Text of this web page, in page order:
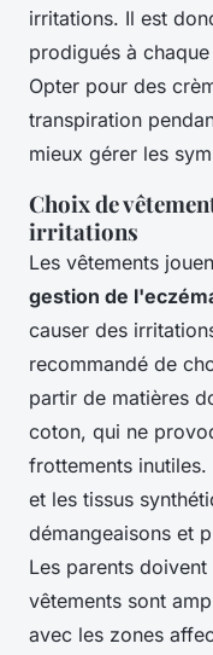
irritations. Il est
prodigués à
Opter pour des
transpiration
mieux gérer les
Choix de
irritations
Les vêtements
gestion de
causer des
recommandé de
partir de matières
coton, qui ne
frottements
et les tissus
démangeaisons et
Les parents
vêtements sont
avec les zones